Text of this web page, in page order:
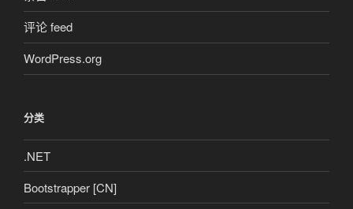
评论 feed
WordPress.org
分类
.NET
Bootstrapper [CN]